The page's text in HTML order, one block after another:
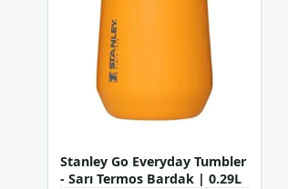
Stanley Go Everyday Tumbler
- Sarı Termos Bardak | 0.29L